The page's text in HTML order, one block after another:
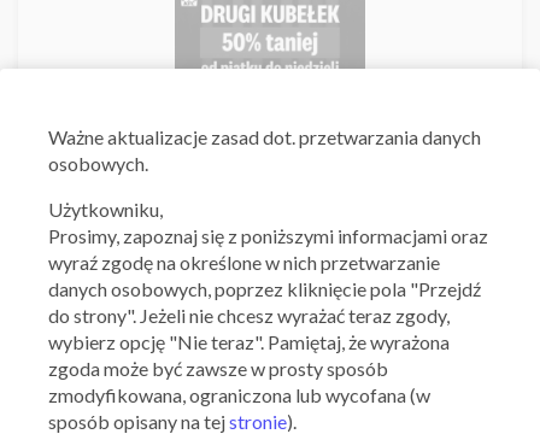
Drugi kubełek 50% taniej
31.07.2026 - 02.08.2026
Skorzystaj z oferty
Ważne aktualizacje zasad dot. przetwarzania danych
osobowych.
Użytkowniku,
Prosimy, zapoznaj się z poniższymi informacjami oraz
wyraź zgodę na określone w nich przetwarzanie
danych osobowych, poprzez kliknięcie pola "Przejdź
do strony". Jeżeli nie chcesz wyrażać teraz zgody,
wybierz opcję "Nie teraz". Pamiętaj, że wyrażona
zgoda może być zawsze w prosty sposób
zmodyfikowana, ograniczona lub wycofana (w
sposób opisany na tejstronie).